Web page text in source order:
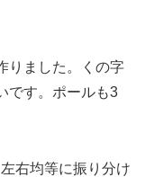
りました。くの字
です。ポールも3
右均等に振り分け